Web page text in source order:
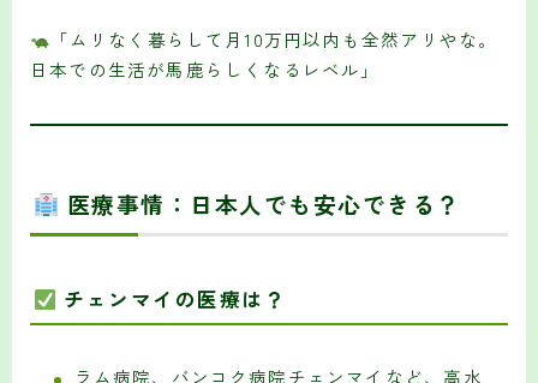
「ムリなく暮らして月10万円以内も全然アリやな。
日本での生活が馬鹿らしくなるレベル」
医療事情：日本人でも安心できる？
チェンマイの医療は？
ラム病院、バンコク病院チェンマイなど、高水